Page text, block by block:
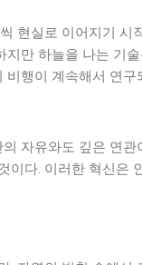
현실로 이어지기 시
만 하늘을 나는 기
행이 계속해서 연구
자유와도 깊은 연
이다. 이러한 혁신은